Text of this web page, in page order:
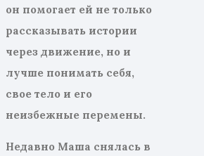
он помогает ей не только
рассказывать истории
через движение, но и
лучше понимать себя,
свое тело и его
неизбежные перемены.
Недавно Маша снялась в